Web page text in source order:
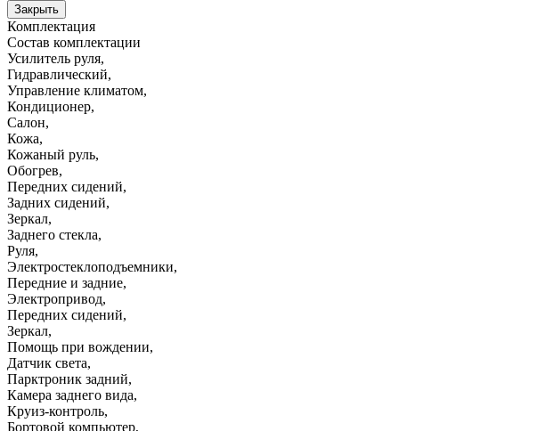
Закрыть
Комплектация
Состав комплектации
Усилитель руля,
Гидравлический,
Управление климатом,
Кондиционер,
Салон,
Кожа,
Кожаный руль,
Обогрев,
Передних сидений,
Задних сидений,
Зеркал,
Заднего стекла,
Руля,
Электростеклоподъемники,
Передние и задние,
Электропривод,
Передних сидений,
Зеркал,
Помощь при вождении,
Датчик света,
Парктроник задний,
Камера заднего вида,
Круиз-контроль,
Бортовой компьютер,